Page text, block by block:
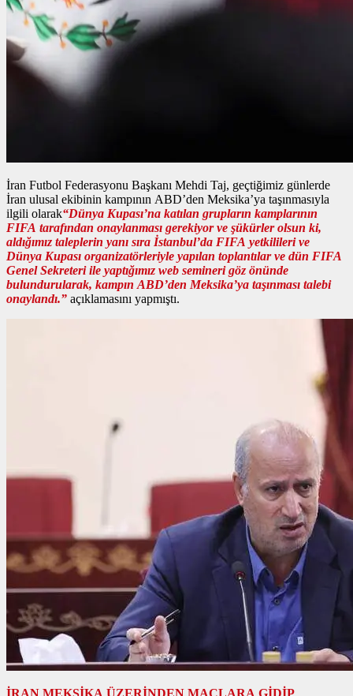
İran Futbol Federasyonu Başkanı Mehdi Taj, geçtiğimiz günlerde
İran ulusal ekibinin kampının ABD’den Meksika’ya taşınmasıyla
ilgili olarak“Dünya Kupası’na katılan grupların kamplarının
FIFA tarafından onaylanması gerekiyor ve şükürler olsun ki,
aldığımız taleplerin yanı sıra İstanbul’da FIFA yetkilileri ve
Dünya Kupası organizatörleriyle yapılan toplantılar ve dün FIFA
Genel Sekreteri ile yaptığımız web semineri göz önünde
bulundurularak, kampın ABD’den Meksika’ya taşınması talebi
onaylandı.” açıklamasını yapmıştı.
İRAN MEKSİKA ÜZERİNDEN MAÇLARA GİDİP